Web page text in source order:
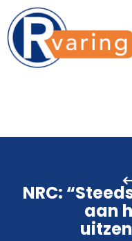
NRC:
aan